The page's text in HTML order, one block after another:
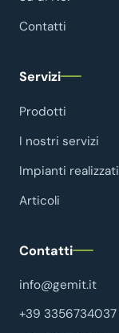
Contatti
Servizi
Prodotti
I nostri servizi
Impianti realizzati
Articoli
Contatti
info@gemit.it
+39 3356734037